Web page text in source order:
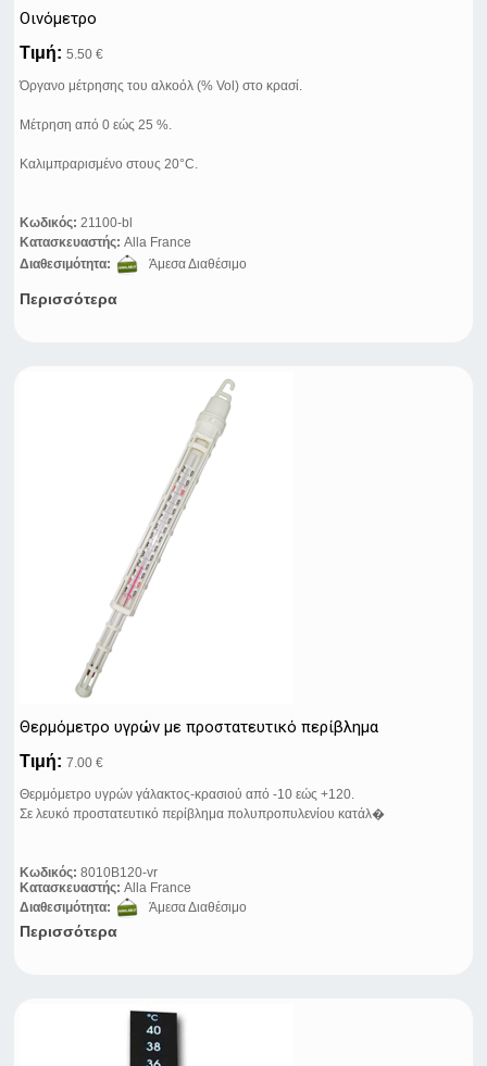
Οινόμετρο
Τιμή: 5.50 €
Όργανο μέτρησης του αλκοόλ (% Vol) στο κρασί.
Μέτρηση από 0 εώς 25 %.
Καλιμπραρισμένο στους 20°C.
Κωδικός: 21100-bl
Κατασκευαστής: Alla France
Διαθεσιμότητα:
Άμεσα Διαθέσιμο
Περισσότερα
Θερμόμετρo υγρών με προστατευτικό περίβλημα
Τιμή: 7.00 €
Θερμόμετρο υγρών γάλακτος-κρασιού από -10 εώς +120.
Σε λευκό προστατευτικό περίβλημα πολυπροπυλενίου κατάλ�
Κωδικός: 8010Β120-vr
Κατασκευαστής: Alla France
Διαθεσιμότητα:
Άμεσα Διαθέσιμο
Περισσότερα